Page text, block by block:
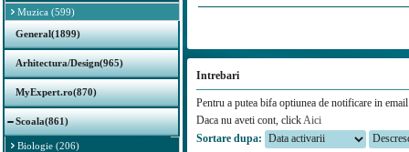
Muzica (599)
General(1899)
Arhitectura/Design(965)
MyExpert.ro(870)
Scoala(861)
Biologie (206)
Intrebari
Pentru a putea bifa optiunea de notificare in
Daca nu aveti cont, clickAici
Sortare dupa: